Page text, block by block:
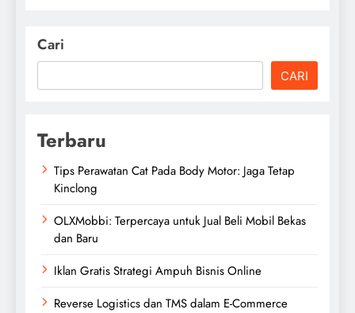
Cari
CARI
Terbaru
Tips Perawatan Cat Pada Body Motor: Jaga Tetap
Kinclong
OLXMobbi: Terpercaya untuk Jual Beli Mobil Bekas
dan Baru
Iklan Gratis Strategi Ampuh Bisnis Online
Reverse Logistics dan TMS dalam E-Commerce